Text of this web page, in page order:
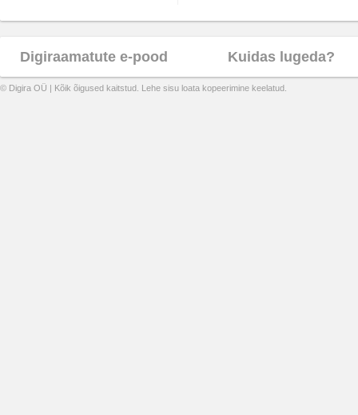
Digiraamatute e-pood Kuidas lugeda?
© Digira OÜ | Kõik õigused kaitstud. Lehe sisu loata kopeerimine keelatud.